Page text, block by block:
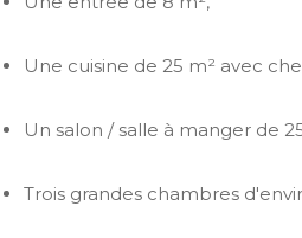
Une cuisine de 25 m² avec
Un salon / salle à manger de
Trois grandes chambres